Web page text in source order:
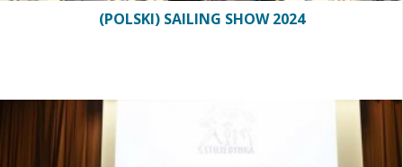
(POLSKI) SAILING SHOW 2024